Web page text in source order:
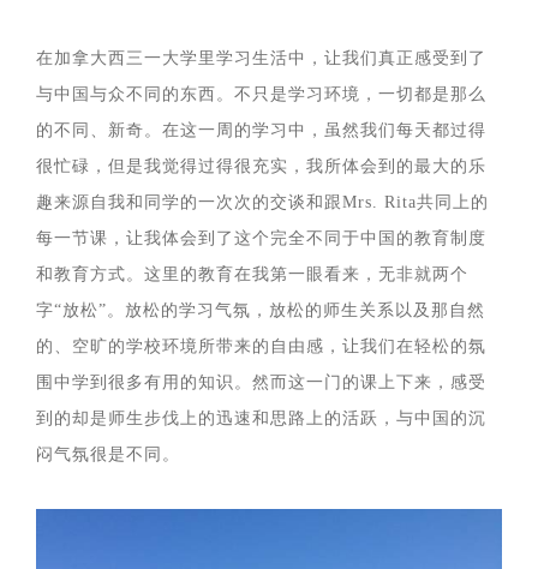
在加拿大西三一大学里学习生活中，让我们真正感受到了
与中国与众不同的东西。不只是学习环境，一切都是那么
的不同、新奇。在这一周的学习中，虽然我们每天都过得
很忙碌，但是我觉得过得很充实，我所体会到的最大的乐
趣来源自我和同学的一次次的交谈和跟Mrs. Rita共同上的
每一节课，让我体会到了这个完全不同于中国的教育制度
和教育方式。这里的教育在我第一眼看来，无非就两个
字“放松”。放松的学习气氛，放松的师生关系以及那自然
的、空旷的学校环境所带来的自由感，让我们在轻松的氛
围中学到很多有用的知识。然而这一门的课上下来，感受
到的却是师生步伐上的迅速和思路上的活跃，与中国的沉
闷气氛很是不同。